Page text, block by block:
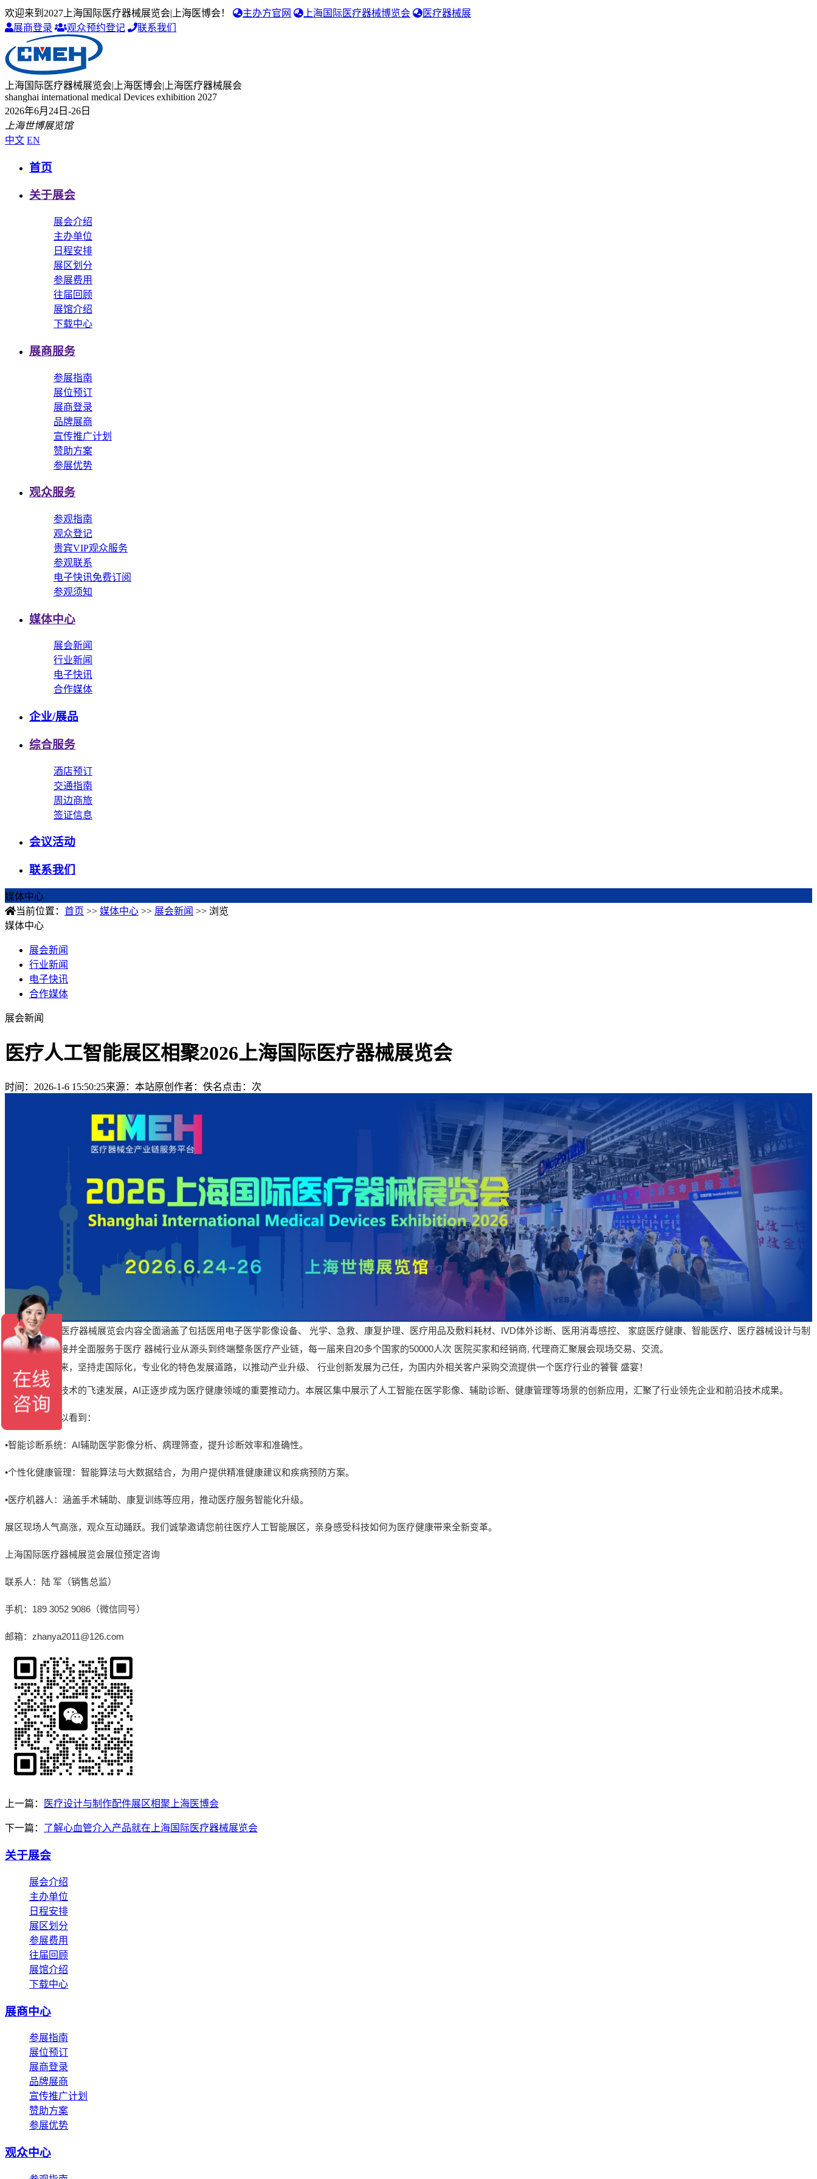
欢迎来到2027上海国际医疗器械展览会|上海医博会！ 主办方官网 上海国际医疗器械博览会
医疗器械展
展商登录
观众预约登记 联系我们
上海国际医疗器械展览会|上海医博会|上海医疗器械展会
shanghai international medical Devices exhibition 2027
2026年6月24日-26日
上海世博展览馆
中文 EN
首页
关于展会
展会介绍
主办单位
日程安排
展区划分
参展费用
往届回顾
展馆介绍
下载中心
展商服务
参展指南
展位预订
展商登录
品牌展商
宣传推广计划
赞助方案
参展优势
观众服务
参观指南
观众登记
贵宾VIP观众服务
参观联系
电子快讯免费订阅
参观须知
媒体中心
展会新闻
行业新闻
电子快讯
合作媒体
企业/展品
综合服务
酒店预订
交通指南
周边商旅
签证信息
会议活动
联系我们
媒体中心
当前位置： 首页 >> 媒体中心 >> 展会新闻 >> 浏览
媒体中心
展会新闻
行业新闻
电子快讯
合作媒体
展会新闻
医疗人工智能展区相聚2026上海国际医疗器械展览会
时间：2026-1-6 15:50:25来源：本站原创 作者：佚名 点击： 次
2026上海国际医疗器械展览会内容全面涵盖了包括医用电子医学影像设备、 光学、急救、康复护理、医疗用品及敷料耗材、IVD体外诊断、医用消毒感控、 家庭医疗健康、智能医疗、医疗器械设计与制
造等产品，直接并全面服务于医疗 器械行业从源头到终端整条医疗产业链，每一届来自20多个国家的50000人次 医院买家和经销商, 代理商汇聚展会现场交易、交流。
展会至创办以来，坚持走国际化，专业化的特色发展道路，以推动产业升级、 行业创新发展为己任，为国内外相关客户采购交流提供一个医疗行业的饕餮 盛宴！
随着人工智能技术的飞速发展，AI正逐步成为医疗健康领域的重要推动力。本展区集中展示了人工智能在医学影像、辅助诊断、健康管理等场景的创新应用，汇聚了行业领先企业和前沿技术成果。
在这里，您可以看到：
•智能诊断系统：AI辅助医学影像分析、病理筛查，提升诊断效率和准确性。
•个性化健康管理：智能算法与大数据结合，为用户提供精准健康建议和疾病预防方案。
•医疗机器人：涵盖手术辅助、康复训练等应用，推动医疗服务智能化升级。
展区现场人气高涨，观众互动踊跃。我们诚挚邀请您前往医疗人工智能展区，亲身感受科技如何为医疗健康带来全新变革。
上海国际医疗器械展览会展位预定咨询
联系人：陆 军（销售总监）
手机：189 3052 9086（微信同号）
邮箱：zhanya2011@126.com
上一篇： 医疗设计与制作配件展区相聚上海医博会
下一篇： 了解心血管介入产品就在上海国际医疗器械展览会
关于展会
展会介绍
主办单位
日程安排
展区划分
参展费用
往届回顾
展馆介绍
下载中心
展商中心
参展指南
展位预订
展商登录
品牌展商
宣传推广计划
赞助方案
参展优势
观众中心